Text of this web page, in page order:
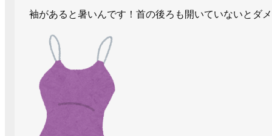
袖があると暑いんです！首の後ろも開いていないとダ